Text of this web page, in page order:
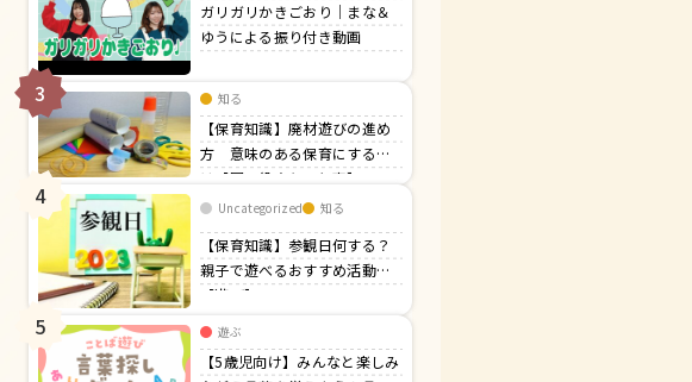
ガリガリかきごおり｜まな＆
ゆうによる振り付き動画
3 知る
【保育知識】廃材遊びの進め
方 意味のある保育にするに
は【園の役立ち・行事】
4 Uncategorized 知る
【保育知識】参観日何する？
親子で遊べるおすすめ活動！
【遊び】
5 遊ぶ
【5歳児向け】みんなと楽しみ